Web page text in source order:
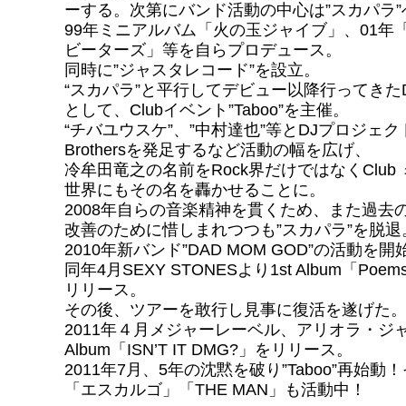
ーする。次第にバンド活動の中心は”スカパラ”
99年ミニアルバム「火の玉ジャイブ」、01年
ビーターズ」等を自らプロデュース。
同時に”ジャスタレコード”を設立。
“スカパラ”と平行してデビュー以降行ってき
として、Clubイベント”Taboo”を主催。
“チバユウスケ”、”中村達也”等とDJプロジェ
Brothersを発足するなど活動の幅を広げ、
冷牟田竜之の名前をRock界だけではなくClub
世界にもその名を轟かせることに。
2008年自らの音楽精神を貫くため、また過去
改善のために惜しまれつつも”スカパラ”を脱退
2010年新バンド”DAD MOM GOD”の活動を開
同年4月SEXY STONESより1st Album「
リリース。
その後、ツアーを敢行し見事に復活を遂げた。
2011年４月メジャーレーベル、アリオラ・ジ
Album「ISN’T IT DMG?」をリリース。
2011年7月、5年の沈黙を破り”Taboo”再始動
「エスカルゴ」「THE MAN」も活動中！